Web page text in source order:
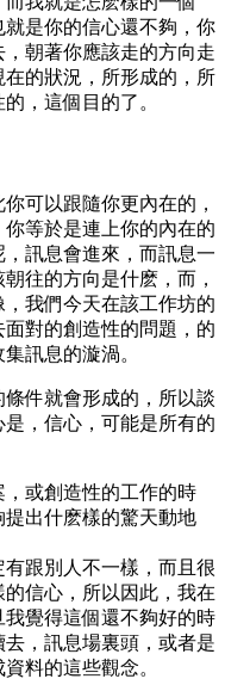
是你的信心還不夠，你
朝著你應該走的方向走
的狀況，所形成的，所
，這個目的了。
可以跟隨你更內在的，
等於是連上你的內在的
訊息會進來，而訊息一
往的方向是什麽，而，
我們今天在該工作坊的
對的創造性的問題，的
訊息的漩渦。
件就會形成的，所以談
，信心，可能是所有的
或創造性的工作的時
出什麽樣的驚天動地
跟別人不一樣，而且很
信心，所以因此，我在
覺得這個還不夠好的時
，訊息場裏頭，或者是
料的這些觀念。